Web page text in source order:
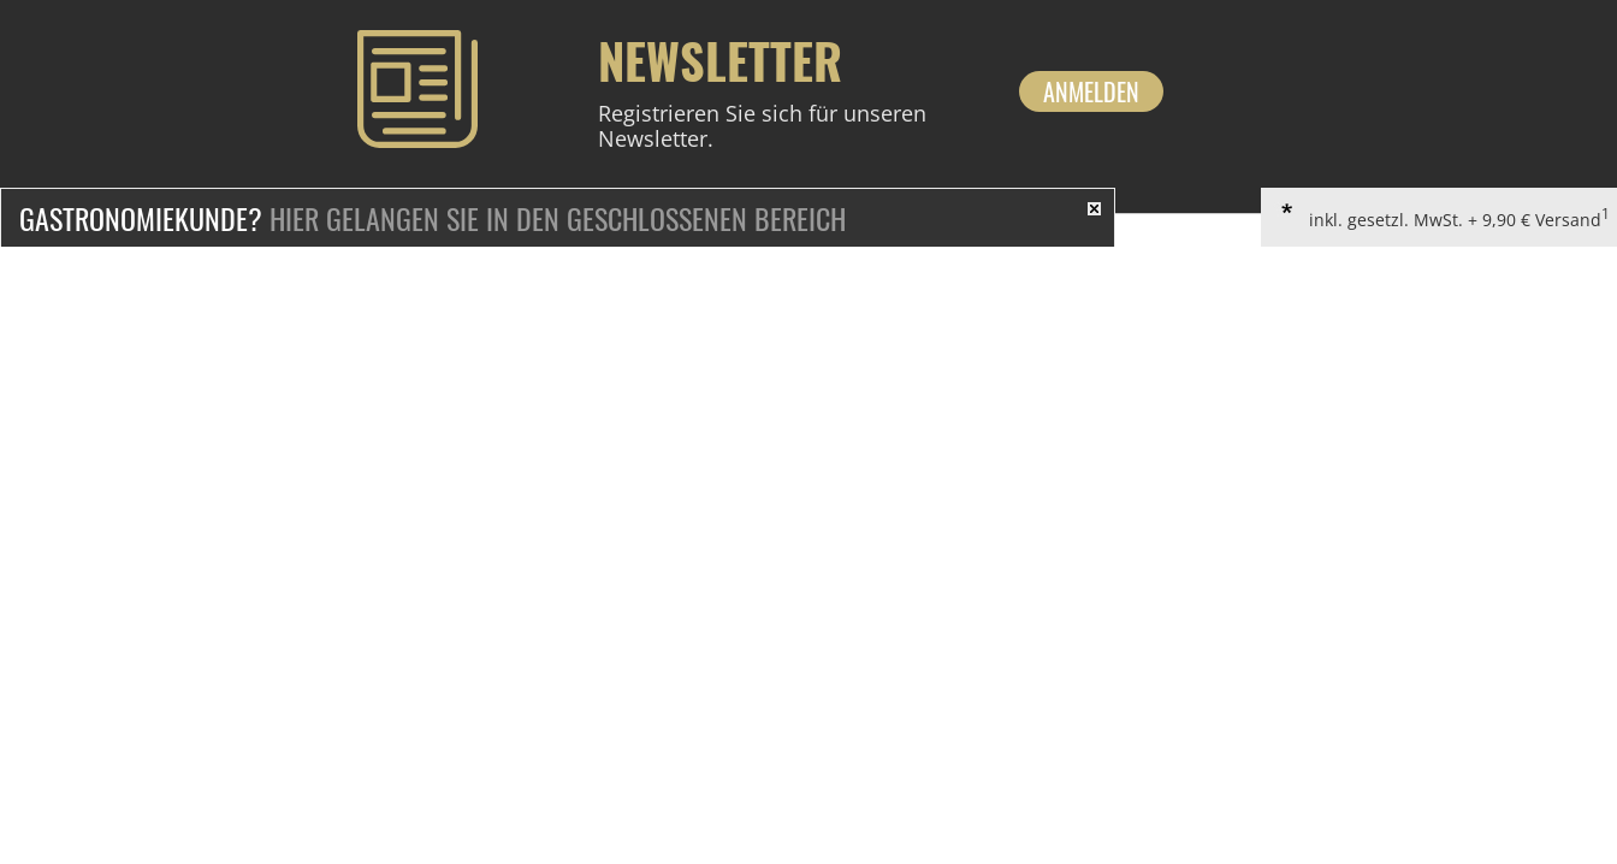
NEWSLETTER
Registrieren Sie sich für unseren
Newsletter.
ANMELDEN
GASTRONOMIEKUNDE? HIER GELANGEN SIE IN DEN GESCHLOSSENEN BEREICH inkl. gesetzl. MwSt. + 9,90 € Versand1